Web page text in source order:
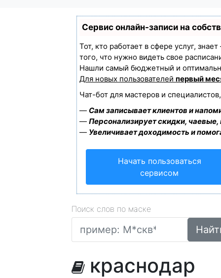
Сервис онлайн-записи на
Тот, кто работает в сфере услуг,
того, что нужно видеть свое
Нашли самый бюджетный и
Для новых пользователей первый
Чат-бот для мастеров и
— Сам записывает клиентов и
— Персонализирует скидки,
— Увеличивает доходимость и
Начать пользоваться
сервисом
Поиск слов по маске
краснодар